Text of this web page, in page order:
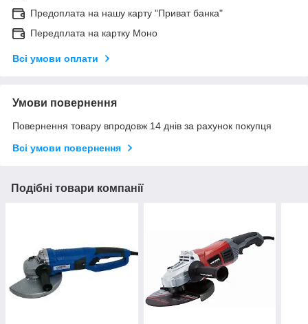
Предоплата на нашу карту "Приват банка"
Передплата на картку Моно
Всі умови оплати
Умови повернення
Повернення товару впродовж 14 днів за рахунок покупця
Всі умови повернення
Подібні товари компанії